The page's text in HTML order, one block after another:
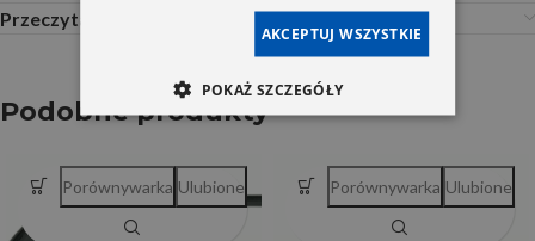
Przeczytaj Przed Zakupem
Podobne produkty
Porównywarka Ulubione Porównywarka Ulubione
AKCEPTUJ WSZYSTKIE
POKAŻ SZCZEGÓŁY